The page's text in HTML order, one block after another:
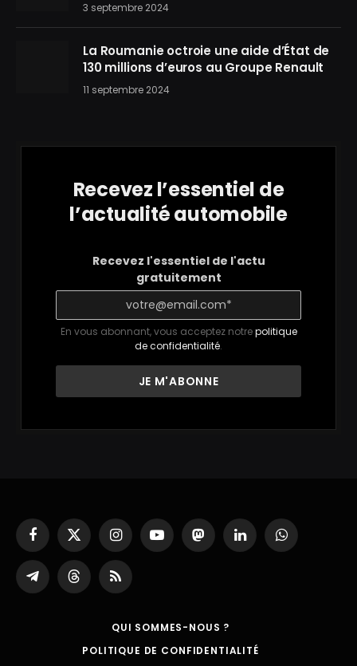
3 septembre 2024
La Roumanie octroie une aide d’État de
130 millions d’euros au Groupe Renault
11 septembre 2024
Recevez l’essentiel de
l’actualité automobile
Recevez l'essentiel de l'actu
gratuitement
En vous abonnant, vous acceptez notrepolitique
de confidentialité.
Facebook
X
(Twitter)
InstagramYouTubeMastodonLinkedInWhatsApp
Partager
sur
ThreadsRSS
QUI SOMMES-NOUS ?
POLITIQUE DE CONFIDENTIALITÉ